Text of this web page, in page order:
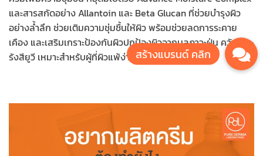
และสารสกัดอย่าง Allantoin และ Beta Glucan ที่ช่วยบำรุงผิว
อย่างล้ำลึก ช่วยเติมความชุ่มชื้นให้ผิว พร้อมช่วยลดการระคาย
เคือง และเสริมเกราะป้องกันผิวปกป้องผิวจากมลภาวะฝุ่น ควัน และ
รังสียูวี เหมาะสำหรับผู้ที่ผิวแพ้ง่ายมาก